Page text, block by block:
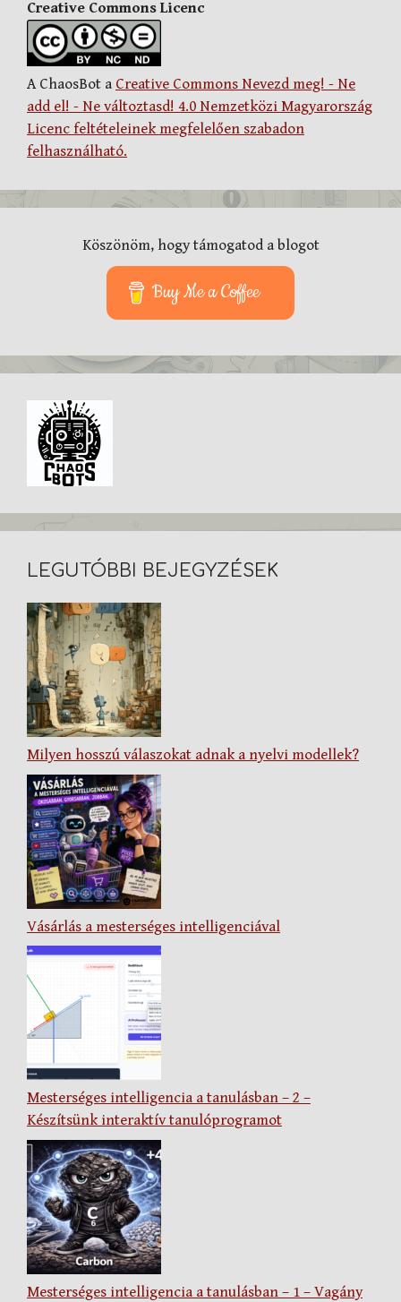
Creative Commons Licenc
A ChaosBot a Creative Commons Nevezd meg! - Ne
add el! - Ne változtasd! 4.0 Nemzetközi Magyarország
Licenc feltételeinek megfelelően szabadon
felhasználható.
Köszönöm, hogy támogatod a blogot
Buy Me a Coffee
LEGUTÓBBI BEJEGYZÉSEK
Milyen hosszú válaszokat adnak a nyelvi modellek?
Vásárlás a mesterséges intelligenciával
Mesterséges intelligencia a tanulásban – 2 –
Készítsünk interaktív tanulóprogramot
Mesterséges intelligencia a tanulásban – 1 – Vagány